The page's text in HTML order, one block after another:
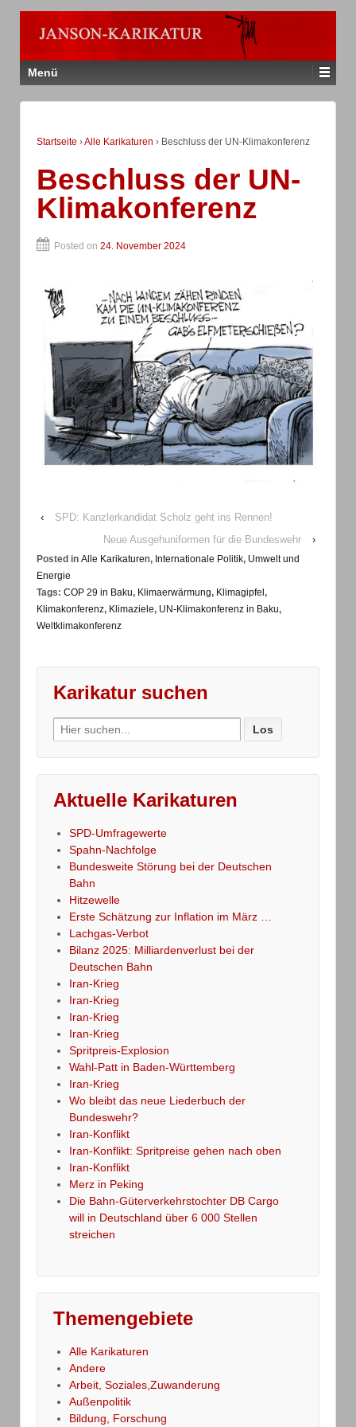
Menü
Startseite ›Alle Karikaturen › Beschluss der UN-Klimakonferenz
Beschluss der UN-
Klimakonferenz
Posted on 24. November 2024
‹
SPD: Kanzlerkandidat Scholz geht ins Rennen!
Neue Ausgehuniformen für die Bundeswehr
›
Posted in Alle Karikaturen, Internationale Politik, Umwelt und
Energie
Tags: COP 29 in Baku, Klimaerwärmung, Klimagipfel ,
Klimakonferenz, Klimaziele, UN-Klimakonferenz in Baku,
Weltklimakonferenz
Karikatur suchen
Search
for:
Aktuelle Karikaturen
SPD-Umfragewerte
Spahn-Nachfolge
Bundesweite Störung bei der Deutschen
Bahn
Hitzewelle
Erste Schätzung zur Inflation im März …
Lachgas-Verbot
Bilanz 2025: Milliardenverlust bei der
Deutschen Bahn
Iran-Krieg
Iran-Krieg
Iran-Krieg
Iran-Krieg
Spritpreis-Explosion
Wahl-Patt in Baden-Württemberg
Iran-Krieg
Wo bleibt das neue Liederbuch der
Bundeswehr?
Iran-Konflikt
Iran-Konflikt: Spritpreise gehen nach oben
Iran-Konflikt
Merz in Peking
Die Bahn-Güterverkehrstochter DB Cargo
will in Deutschland über 6 000 Stellen
streichen
Themengebiete
Alle Karikaturen
Andere
Arbeit, Soziales,Zuwanderung
Außenpolitik
Bildung, Forschung